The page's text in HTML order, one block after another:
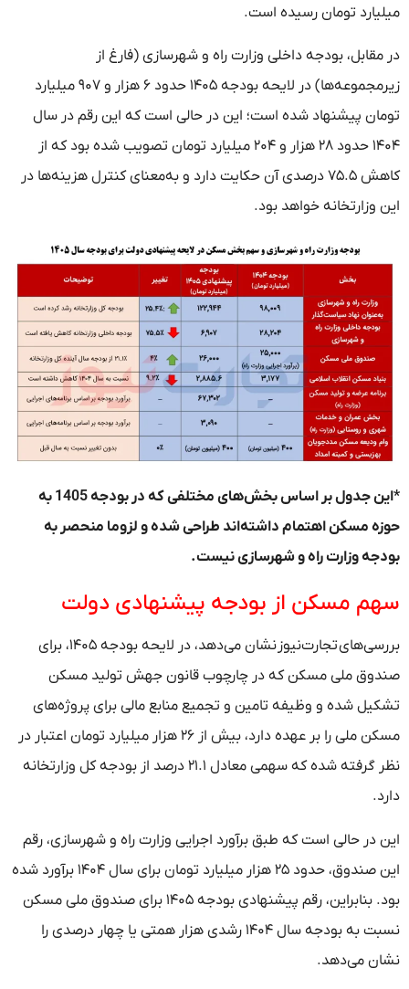
میلیارد تومان رسیده است.
در مقابل، بودجه داخلی وزارت راه و شهرسازی (فارغ از
زیرمجموعه‌ها) در لایحه بودجه ۱۴۰۵ حدود ۶ هزار و ۹۰۷ میلیارد
تومان پیشنهاد شده است؛ این در حالی است که این رقم در سال
۱۴۰۴ حدود ۲۸ هزار و ۲۰۴ میلیارد تومان تصویب شده بود که از
کاهش ۷۵.۵ درصدی آن حکایت دارد و به‌معنای کنترل هزینه‌ها در
این وزارتخانه خواهد بود.
*این جدول بر اساس بخش‌های مختلفی که در بودجه 1405 به
حوزه مسکن اهتمام داشته‌اند طراحی شده و لزوما منحصر به
بودجه وزارت راه و شهرسازی نیست.
سهم مسکن از بودجه پیشنهادی دولت
بررسی‌های تجارت‌نیوز نشان می‌دهد، در لایحه بودجه ۱۴۰۵، برای
صندوق ملی مسکن که در چارچوب قانون جهش تولید مسکن
تشکیل شده و وظیفه تامین و تجمیع منابع مالی برای پروژه‌های
مسکن ملی را بر عهده دارد، بیش از ۲۶ هزار میلیارد تومان اعتبار در
نظر گرفته شده که سهمی معادل ۲۱.۱ درصد از بودجه کل وزارتخانه
دارد.
این در حالی است که طبق برآورد اجرایی وزارت راه و شهرسازی، رقم
این صندوق، حدود ۲۵ هزار میلیارد تومان برای سال ۱۴۰۴ برآورد شده
بود. بنابراین، رقم پیشنهادی بودجه ۱۴۰۵ برای صندوق ملی مسکن
نسبت به بودجه سال ۱۴۰۴ رشدی هزار همتی یا چهار درصدی را
نشان می‌دهد.